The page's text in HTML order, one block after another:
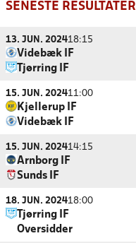
SENESTE RESULTATER
13. JUN. 202418:15
Videbæk IF
Tjørring IF
15. JUN. 202411:00
Kjellerup IF
Videbæk IF
15. JUN. 202414:15
Arnborg IF
Sunds IF
18. JUN. 202418:00
Tjørring IF
Oversidder